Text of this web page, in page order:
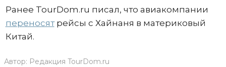
Ранее TourDom.ru писал, что авиакомпании
переносятрейсы с Хайнаня в материковый
Китай.
Автор: Редакция TourDom.ru